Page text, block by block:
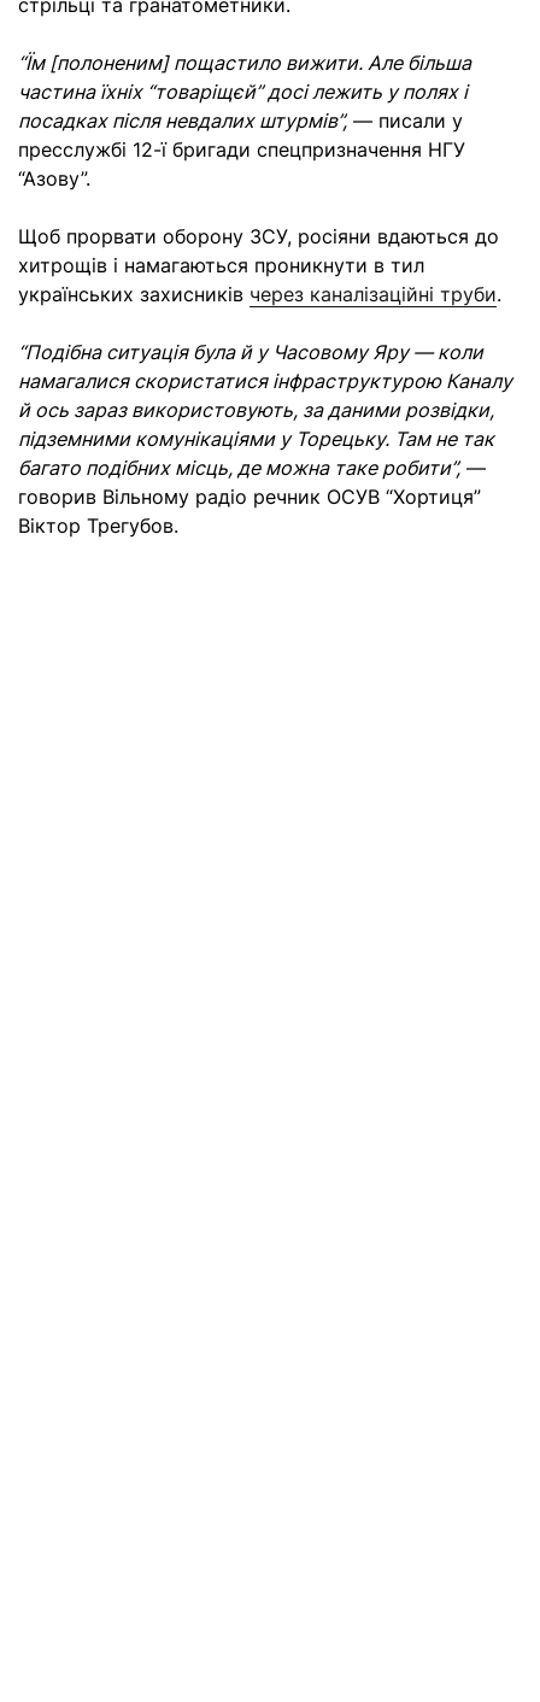
стрільці та гранатометники.
“Їм [полоненим] пощастило вижити. Але більша
частина їхніх “товаріщєй” досі лежить у полях і
посадках після невдалих штурмів”, — писали у
пресслужбі 12-ї бригади спецпризначення НГУ
“Азову”.
Щоб прорвати оборону ЗСУ, росіяни вдаються до
хитрощів і намагаються проникнути в тил
українських захисників через каналізаційні труби.
“Подібна ситуація була й у Часовому Яру — коли
намагалися скористатися інфраструктурою Каналу
й ось зараз використовують, за даними розвідки,
підземними комунікаціями у Торецьку. Там не так
багато подібних місць, де можна таке робити”, —
говорив Вільному радіо речник ОСУВ “Хортиця”
Віктор Трегубов.